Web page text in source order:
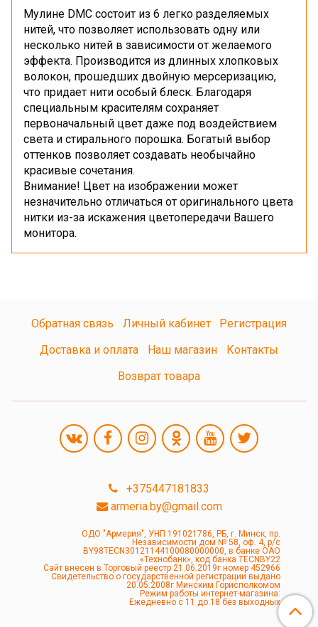
Мулине DMC состоит из 6 легко разделяемых
нитей, что позволяет использовать одну или
несколько нитей в зависимости от желаемого
эффекта. Производится из длинных хлопковых
волокон, прошедших двойную мерсеризацию,
что придает нити особый блеск. Благодаря
специальным красителям сохраняет
первоначальный цвет даже под воздействием
света и стирального порошка. Богатый выбор
оттенков позволяет создавать необычайно
красивые сочетания.
Внимание! Цвет на изображении может
незначительно отличаться от оригинального цвета
нитки из-за искажения цветопередачи Вашего
монитора.
Обратная связь Личный кабинет
Регистрация
Доставка и оплата
Наш магазин
Контакты
Возврат товара
+375447181833
armeria.by@gmail.com
ОДО "Армерия", УНП 191021786, РБ, г. Минск, пр.
Независимости дом № 58, оф. 4, р/с
BY98TECN30121144100080000000, в банке ОАО
«Технобанк», код банка TECNBY22
Сайт внесен в Торговый реестр 21.06.2019г номер 452966
Свидетельство о государственной регистрации выдано
20.05.2008г Минским Горисполкомом
Режим работы интернет-магазина:
Ежедневно с 11 до 18 без выходных